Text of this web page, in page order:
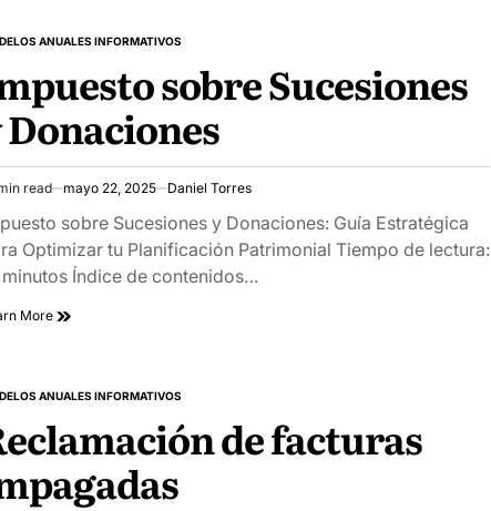
ANUALES INFORMATIVOS
sobre Sucesiones
Donaciones
read mayo 22, 2025 Daniel Torres
sobre Sucesiones y Donaciones: Guía Estratégica
Optimizar tu Planificación Patrimonial Tiempo de lectura:
minutos Índice de contenidos…
More
ANUALES INFORMATIVOS
de facturas